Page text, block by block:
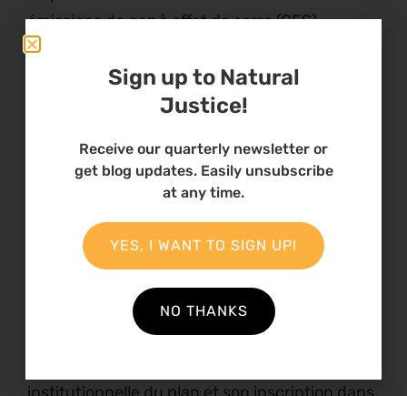
émissions de gaz à effet de serre (GES),
l’adaptation au changement climatique, la
sobriété énergétique, la qualité de l’air, la
gestion des déchets, le développement des
Ainsi, cette phase aboutira à la consolidation
des livrables finaux : version complète du
PCAET, synthèse vulgarisée, tableau de bord
Excel pour le suivi opérationnel. Elle
comprendra également la traduction du
document en anglais, l’organisation de l’atelier
de clôture avec validation politique. Cette
Sign up to Natural
Justice!
Receive our quarterly newsletter or
get blog updates. Easily unsubscribe
at any time.
YES, I WANT TO SIGN UP!
NO THANKS